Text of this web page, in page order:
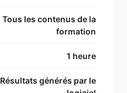
Tous les contenus de la
formation
1 heure
Résultats générés par le